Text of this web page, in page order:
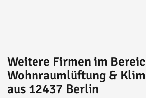
Weitere Firmen im
Wohnraumlüftung &
aus 12437 Berlin